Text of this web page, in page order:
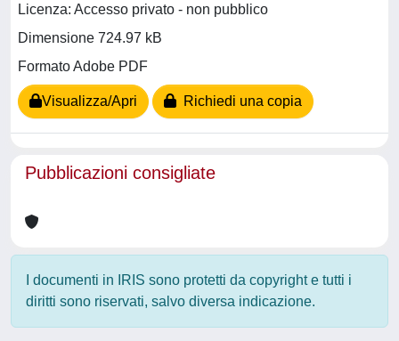
Licenza: Accesso privato - non pubblico
Dimensione 724.97 kB
Formato Adobe PDF
Visualizza/Apri Richiedi una copia
Pubblicazioni consigliate
I documenti in IRIS sono protetti da copyright e tutti i
diritti sono riservati, salvo diversa indicazione.